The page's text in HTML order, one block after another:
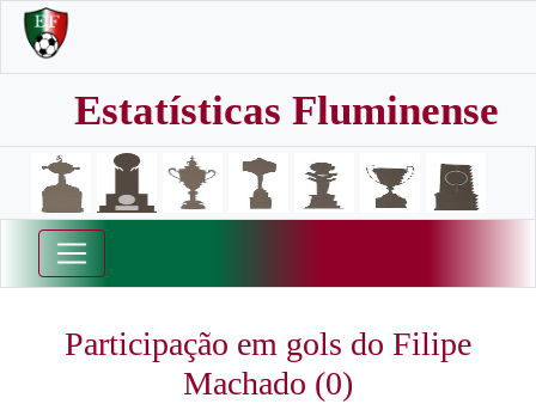
Estatísticas Fluminense
Participação em gols do Filipe
Machado (0)